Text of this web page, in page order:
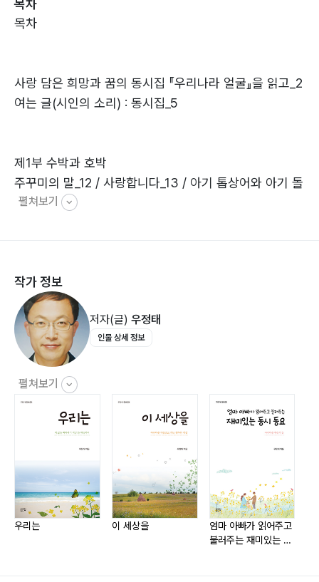
포옥 쉴 수 있는 집
동시는 마음 지킴이
초록빛 어린이날에
우정태
목차
목차
사랑 담은 희망과 꿈의 동시집 『우리나라 얼굴』을 읽고_2
여는 글(시인의 소리) : 동시집_5
제1부 수박과 호박
주꾸미의 말_12 / 사랑합니다_13 / 아기 톱상어와 아기 돌
고래_14 / 붓과 펜과 연필_15 / 고운 동시 예쁜 동시_16 /
_25 / 첫 단추_26 / 아기 다람쥐의 밥_27 / 안동 하회탈
춤_28 / 꽃밭에 가면_29 / 아침에 일어나면_30 / 새해 소
망 하나_31 / 오늘_32 / 씨앗의 바람 타기_33 / 꽃들의
웃음소리_35 / 새 신을 신으면_36 / 봄나팔 분다_37 / 국
민체조_38 / 코리아 한복_39 / 요술쟁이 팽이_40 / 새 아
침_41 / 우리 아기_42 / 채송화와 해바라기_44 / 멀리뛰
기 캥거루_45 / 은혜 갚은 호랑이_46 / 말괄량이 꽃샘추
위_47 / 민들레 솜사탕_48 / 예쁜 꿈 열기구_49 / 엉겅퀴
_53 / 종이학을 접으며_54 / 학교 도서관_55 / 미숙이네
왕벚나무_56 / 낮과 밤_57 / 꿈의 땅_58 / 우리나라 우리
김치_59 / 장수왕과 광개토대왕_60 / 꽃씨의 소망_61 /
바다 지킴이 꽃게_62 / 청자와 백자_63 / 등대는 다 안다
_65 / 위인전을 읽는다_66 / 수박과 호박_67 / 읽기와 쓰
펼쳐보기
작가 정보
저자(글) 우정태
인물 상세 정보
펼쳐보기
우리는 이 세상을
엄마 아빠가 읽어주고
불러주는 재미있는 동